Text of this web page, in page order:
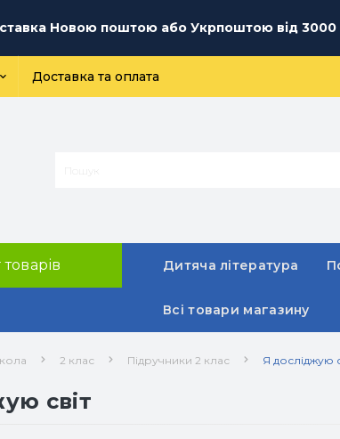
Новою поштою або Укрпоштою від
Доставка та оплата
Дитяча література
Всі товари магазину
2 клас Підручники 2 клас Я досліджую
світ